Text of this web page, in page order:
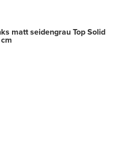
matt seidengrau Top Solid